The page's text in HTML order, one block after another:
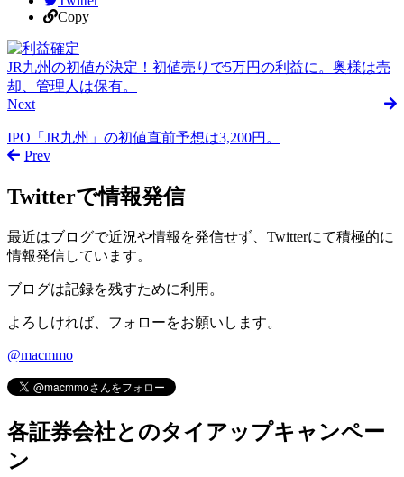
Copy
JR九州の初値が決定！初値売りで5万円の利益に。奥様は売
却、管理人は保有。
Next
IPO「JR九州」の初値直前予想は3,200円。
Prev
Twitterで情報発信
最近はブログで近況や情報を発信せず、Twitterにて積極的に
情報発信しています。
ブログは記録を残すために利用。
よろしければ、フォローをお願いします。
@macmmo
各証券会社とのタイアップキャンペー
ン